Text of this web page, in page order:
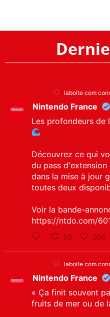
laboite com
Nintendo France
Les profondeurs de
Découvrez ce qui
du pass d'extension
dans la mise à jour
toutes deux
Voir la bande-
https://ntdo.com/
53 308
laboite com
Nintendo France
« Ça finit souvent
fruits de mer ou de